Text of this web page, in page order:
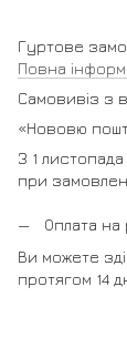
Гуртове
Повна
Самовивіз з
«Нововю
З 1
при
Оплата
Ви можете
протягом 14